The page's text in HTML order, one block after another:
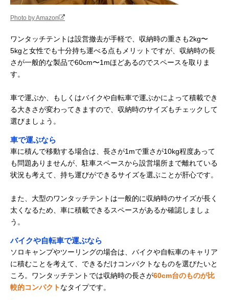
Photo by Amazon
ワンタッチテントは設営撤去が手軽で、収納時の重さも2kg〜
5kgと女性でも十分持ち運べる点もメリットですが、収納時の長
さが一般的な製品で60cm〜1mほどあるのでスペースを取りま
す。
車で運ぶか、もしくはバイクや自転車で運ぶかによって積載でき
る大きさが変わってきますので、収納時のサイズもチェックして
選びましょう。
車で運ぶなら
車に積んで移動する場合は、長さが1mで重さが10kg程度あって
も問題ありませんが、駐車スペースから設営場所まで離れている
状況も考えて、持ち運びができるサイズを選ぶことが肝心です。
また、大型のワンタッチテントは一般的に収納時のサイズが長く
太くなるため、車に積載できるスペースがあるか確認しましょ
う。
バイクや自転車で運ぶなら
ソロキャンプやツーリングの場合は、バイクや自転車のキャリア
に積むことを考えて、できるだけコンパクトなものを選びたいと
ころ。ワンタッチテントでは収納時の長さが60cm台のものが比
較的コンパクトなタイプです。